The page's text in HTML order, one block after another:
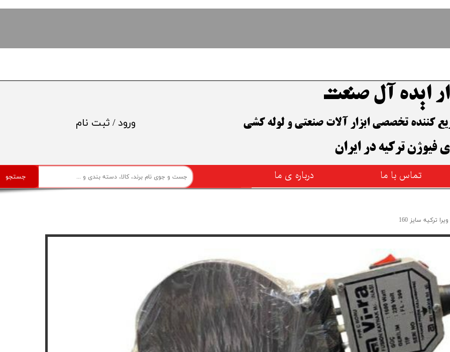
تماس با ما درباره ی ما جستجو
ایده آل صنعت
کننده تخصصی ابزار آلات صنعتی و لوله کشی
فیوژن ترکیه در ایران
ورود/ ثبت نام
تغییر گذر واژه
سفارشات
ترکیه سایز 160